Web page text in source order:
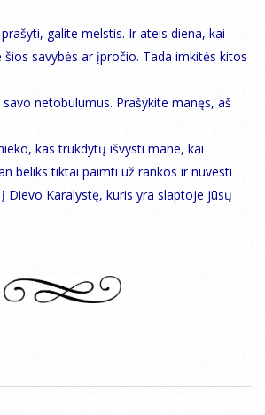
galite melstis. Ir ateis diena, kai
savybės ar įpročio. Tada imkitės kitos
netobulumus. Prašykite manęs, aš
kas trukdytų išvysti mane, kai
beliks tiktai paimti už rankos ir nuvesti
Dievo Karalystę, kuris yra slaptoje jūsų